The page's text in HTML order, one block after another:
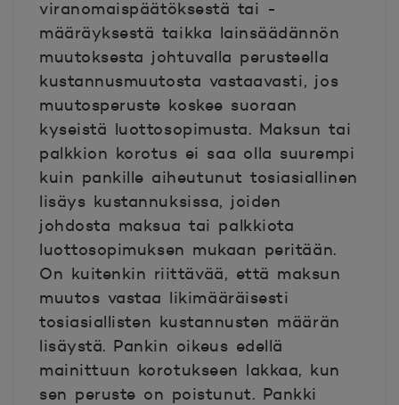
viranomaispäätöksestä tai -
määräyksestä taikka lainsäädännön
muutoksesta johtuvalla perusteella
kustannusmuutosta vastaavasti, jos
muutosperuste koskee suoraan
kyseistä luottosopimusta. Maksun tai
palkkion korotus ei saa olla suurempi
kuin pankille aiheutunut tosiasiallinen
lisäys kustannuksissa, joiden
johdosta maksua tai palkkiota
luottosopimuksen mukaan peritään.
On kuitenkin riittävää, että maksun
muutos vastaa likimääräisesti
tosiasiallisten kustannusten määrän
lisäystä. Pankin oikeus edellä
mainittuun korotukseen lakkaa, kun
sen peruste on poistunut. Pankki